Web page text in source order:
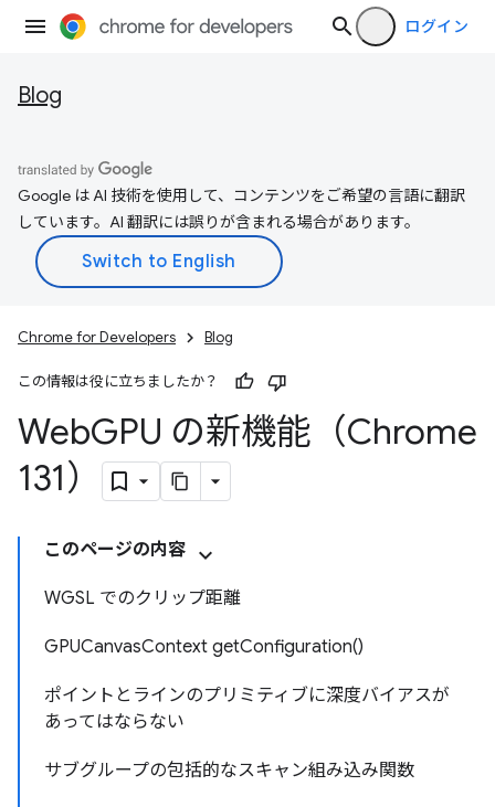
ログイン
Blog
Google は AI 技術を使用して、コンテンツをご希望の言語に翻訳
しています。AI 翻訳には誤りが含まれる場合があります。
Chrome for Developers Blog
この情報は役に立ちましたか？
WebGPU の新機能（Chrome
131）
このページの内容
WGSL でのクリップ距離
GPUCanvasContext getConfiguration()
ポイントとラインのプリミティブに深度バイアスが
あってはならない
サブグループの包括的なスキャン組み込み関数